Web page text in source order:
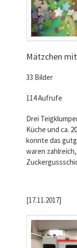
Mätzchen
33 Bilder
114 Aufrufe
Drei
Küche und ca.
konnte das
waren
[17.11.2017]